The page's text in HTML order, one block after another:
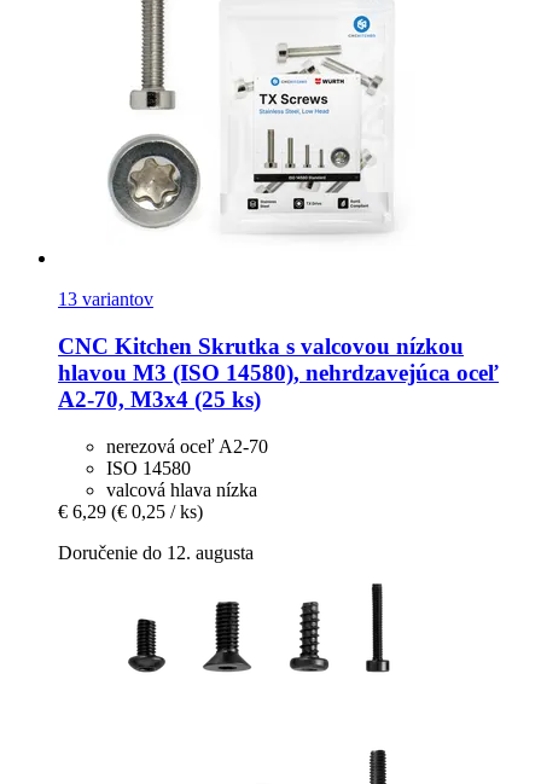
13 variantov
CNC Kitchen Skrutka s valcovou nízkou
hlavou M3 (ISO 14580), nehrdzavejúca oceľ
A2-​70, M3x4 (25 ks)
nerezová oceľ A2-70
ISO 14580
valcová hlava nízka
€ 6,29 (€ 0,25 / ks)
Doručenie do 12. augusta